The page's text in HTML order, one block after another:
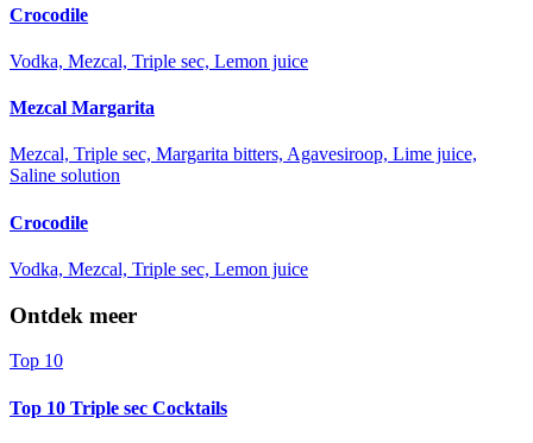
Crocodile
Vodka, Mezcal, Triple sec, Lemon juice
Mezcal Margarita
Mezcal, Triple sec, Margarita bitters, Agavesiroop, Lime juice,
Saline solution
Crocodile
Vodka, Mezcal, Triple sec, Lemon juice
Ontdek meer
Top 10
Top 10 Triple sec Cocktails